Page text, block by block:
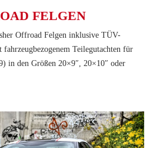
FELGEN
Offroad Felgen inklusive TÜV-
Teilegutachten für
in den Größen 20×9″, 20×10″ oder